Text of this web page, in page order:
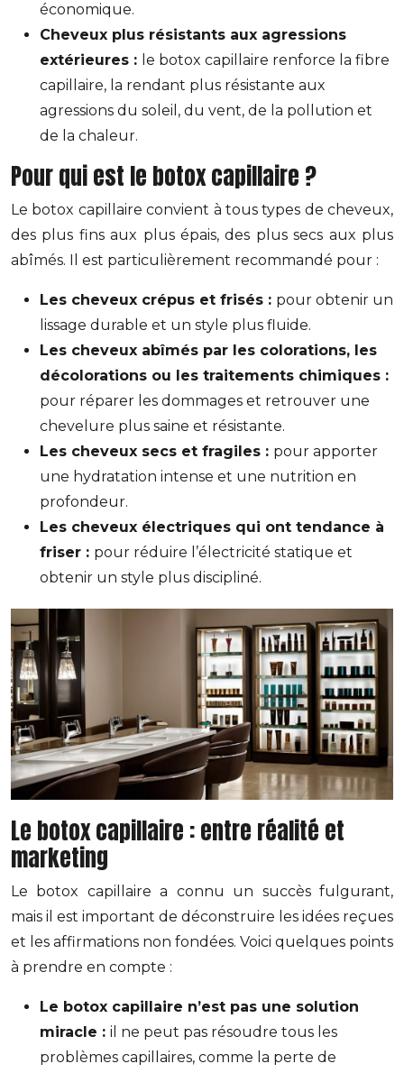
économique.
Cheveux plus résistants aux agressions
extérieures : le botox capillaire renforce la fibre
capillaire, la rendant plus résistante aux
agressions du soleil, du vent, de la pollution et
de la chaleur.
Pour qui est le botox capillaire ?
Le botox capillaire convient à tous types de cheveux,
des plus fins aux plus épais, des plus secs aux plus
abîmés. Il est particulièrement recommandé pour :
Les cheveux crépus et frisés : pour obtenir un
lissage durable et un style plus fluide.
Les cheveux abîmés par les colorations, les
décolorations ou les traitements chimiques :
pour réparer les dommages et retrouver une
chevelure plus saine et résistante.
Les cheveux secs et fragiles : pour apporter
une hydratation intense et une nutrition en
profondeur.
Les cheveux électriques qui ont tendance à
friser : pour réduire l’électricité statique et
obtenir un style plus discipliné.
Le botox capillaire : entre réalité et
marketing
Le botox capillaire a connu un succès fulgurant,
mais il est important de déconstruire les idées reçues
et les affirmations non fondées. Voici quelques points
à prendre en compte :
Le botox capillaire n’est pas une solution
miracle : il ne peut pas résoudre tous les
problèmes capillaires, comme la perte de